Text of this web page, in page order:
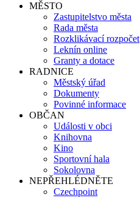
MĚSTO
Zastupitelstvo města
Rada města
Rozklikávací rozpočet
Leknín online
Granty a dotace
RADNICE
Městský úřad
Dokumenty
Povinné informace
OBČAN
Události v obci
Knihovna
Kino
Sportovní hala
Sokolovna
NEPŘEHLÉDNĚTE
Czechpoint